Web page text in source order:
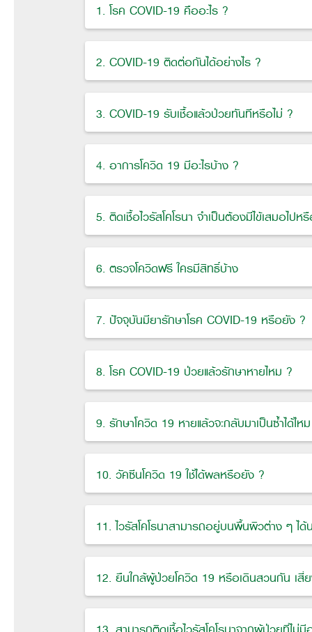
1. โรค COVID-19 คืออะไร ?
2. COVID-19 ติดต่อกันได้อย่างไร ?
3. COVID-19 รับเชื้อแล้วป่วยทันทีหรือไม่ ?
4. อาการโควิด 19 มีอะไรบ้าง ?
5. ติดเชื้อไวรัสโคโรนา จำเป็นต้องมีไข้เสมอไปห
6. ตรวจโควิดฟรี ใครมีสิทธิ์บ้าง
7. ปัจจุบันมียารักษาโรค COVID-19 หรือยัง ?
8. โรค COVID-19 ป่วยแล้วรักษาหายไหม ?
9. รักษาโควิด 19 หายแล้วจะกลับมาเป็นซ้ำได้ไห
10. วัคซีนโควิด 19 ใช้ได้ผลหรือยัง ?
11. ไวรัสโคโรนาสามารถอยู่บนพื้นผิวต่าง ๆ ได้
12. ยืนใกล้ผู้ป่วยโควิด 19 หรือเดินสวนกัน เสี่